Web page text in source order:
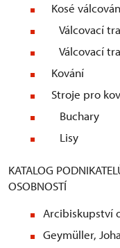
Kosé
Válcovací
Válcovací
Kování
Stroje pro
Buchary
Lisy
KATALOG
OSOBNOSTÍ
Arcibiskupství
Geymüller,